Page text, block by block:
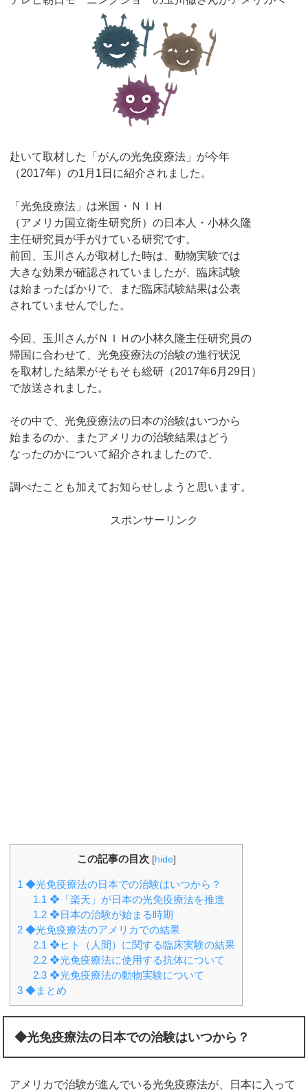
赴いて取材した「がんの光免疫療法」が今年
（2017年）の1月1日に紹介されました。
「光免疫療法」は米国・ＮＩＨ
（アメリカ国立衛生研究所）の日本人・小林久隆
主任研究員が手がけている研究です。
前回、玉川さんが取材した時は、動物実験では
大きな効果が確認されていましたが、臨床試験
は始まったばかりで、まだ臨床試験結果は公表
されていませんでした。
今回、玉川さんがＮＩＨの小林久隆主任研究員の
帰国に合わせて、光免疫療法の治験の進行状況
を取材した結果がそもそも総研（2017年6月29日）
で放送されました。
その中で、光免疫療法の日本の治験はいつから
始まるのか、またアメリカの治験結果はどう
なったのかについて紹介されましたので、
調べたことも加えてお知らせしようと思います。
スポンサーリンク
この記事の目次 [hide]
1 ◆光免疫療法の日本での治験はいつから？
1.1 ❖「楽天」が日本の光免疫療法を推進
1.2 ❖日本の治験が始まる時期
2 ◆光免疫療法のアメリカでの結果
2.1 ❖ヒト（人間）に関する臨床実験の結果
2.2 ❖光免疫療法に使用する抗体について
2.3 ❖光免疫療法の動物実験について
3 ◆まとめ
◆光免疫療法の日本での治験はいつから？
アメリカで治験が進んでいる光免疫療法が、日本に入って